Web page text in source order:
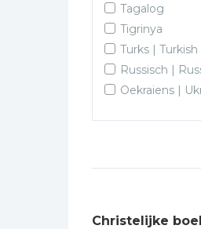
Tagalog
Tigrinya
Turks | Turkish
Russisch |
Oekraiens |
Christelijke